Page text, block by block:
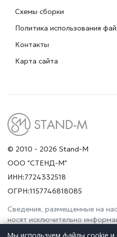
Схемы сборки
Политика использования
Контакты
Карта сайта
© 2010 - 2026 Stand-M
ООО "СТЕНД-М"
ИНН:7724332518
ОГРН:1157746818085
Сведения, размещенные на
носят исключительно